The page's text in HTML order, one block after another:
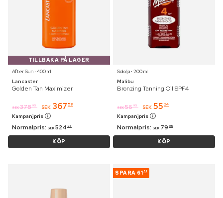
TILLBAKA PÅ LAGER
After Sun ⋅ 400 ml
Lancaster
Golden Tan Maximizer
SEK 378 95 SEK 367 58
Kampanjpris
Normalpris: SEK 524 95
KÖP
Sololja ⋅ 200 ml
Malibu
Bronzing Tanning Oil SPF4
SEK 56 95 SEK 55 24
Kampanjpris
Normalpris: SEK 79 95
KÖP
SPARA 61 82